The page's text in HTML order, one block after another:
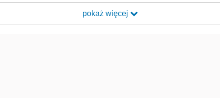
pokaż więcej